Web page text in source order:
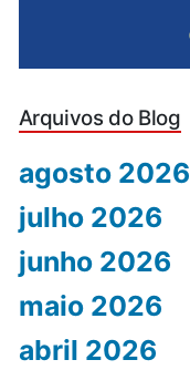
Arquivos do Blog
agosto 2026
julho 2026
junho 2026
maio 2026
abril 2026